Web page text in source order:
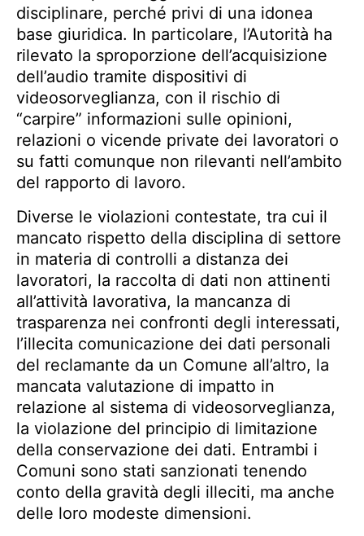
disciplinare, perché privi di una idonea
base giuridica. In particolare, l’Autorità ha
rilevato la sproporzione dell’acquisizione
dell’audio tramite dispositivi di
videosorveglianza, con il rischio di
“carpire” informazioni sulle opinioni,
relazioni o vicende private dei lavoratori o
su fatti comunque non rilevanti nell’ambito
del rapporto di lavoro.
Diverse le violazioni contestate, tra cui il
mancato rispetto della disciplina di settore
in materia di controlli a distanza dei
lavoratori, la raccolta di dati non attinenti
all’attività lavorativa, la mancanza di
trasparenza nei confronti degli interessati,
l’illecita comunicazione dei dati personali
del reclamante da un Comune all’altro, la
mancata valutazione di impatto in
relazione al sistema di videosorveglianza,
la violazione del principio di limitazione
della conservazione dei dati. Entrambi i
Comuni sono stati sanzionati tenendo
conto della gravità degli illeciti, ma anche
delle loro modeste dimensioni.